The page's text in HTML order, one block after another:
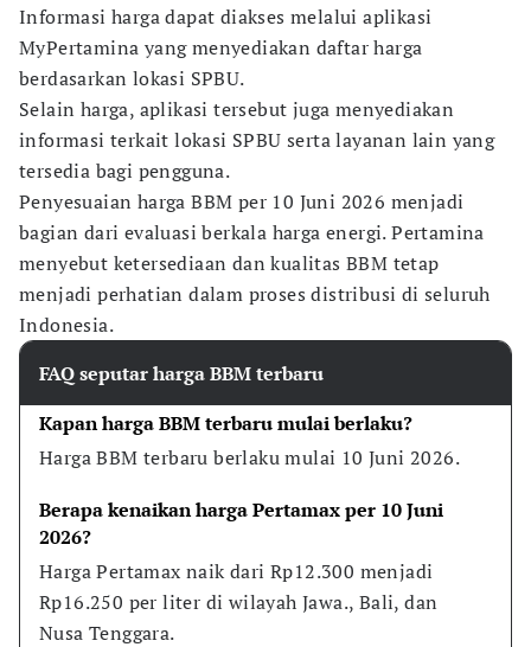
Informasi harga dapat diakses melalui aplikasi
MyPertamina yang menyediakan daftar harga
berdasarkan lokasi SPBU.
Selain harga, aplikasi tersebut juga menyediakan
informasi terkait lokasi SPBU serta layanan lain yang
tersedia bagi pengguna.
Penyesuaian harga BBM per 10 Juni 2026 menjadi
bagian dari evaluasi berkala harga energi. Pertamina
menyebut ketersediaan dan kualitas BBM tetap
menjadi perhatian dalam proses distribusi di seluruh
Indonesia.
FAQ seputar harga BBM terbaru
Kapan harga BBM terbaru mulai berlaku?
Harga BBM terbaru berlaku mulai 10 Juni 2026.
Berapa kenaikan harga Pertamax per 10 Juni
2026?
Harga Pertamax naik dari Rp12.300 menjadi
Rp16.250 per liter di wilayah Jawa., Bali, dan
Nusa Tenggara.